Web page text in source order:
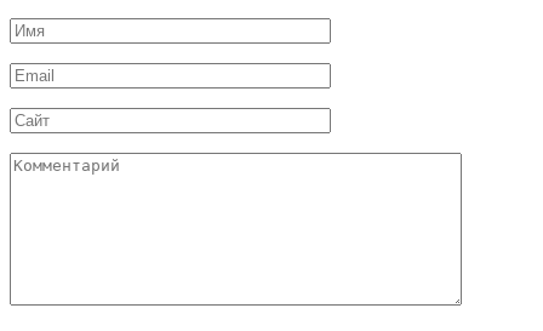
Имя
*
Email
*
Сайт
Комментарий